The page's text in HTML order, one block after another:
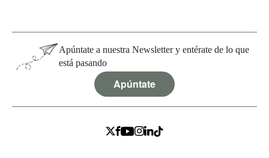
Apúntate a nuestra Newsletter y entérate de lo que
está pasando
Apúntate